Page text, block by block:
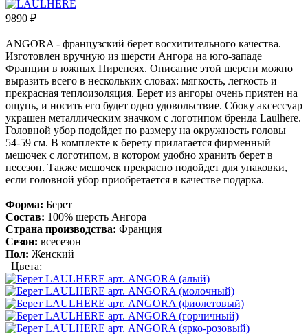
9890 ₽
ANGORA - французский берет восхитительного качества.
Изготовлен вручную из шерсти Ангора на юго-западе
Франции в южных Пиренеях. Описание этой шерсти можно
выразить всего в нескольких словах: мягкость, легкость и
прекрасная теплоизоляция. Берет из ангоры очень приятен на
ощупь, и носить его будет одно удовольствие. Сбоку аксессуар
украшен металлическим значком с логотипом бренда Laulhere.
Головной убор подойдет по размеру на окружность головы
54-59 см. В комплекте к берету прилагается фирменный
мешочек с логотипом, в котором удобно хранить берет в
несезон. Также мешочек прекрасно подойдет для упаковки,
если головной убор приобретается в качестве подарка.
Форма: Берет
Состав: 100% шерсть Ангора
Страна производства: Франция
Сезон: всесезон
Пол: Женский
Цвета: